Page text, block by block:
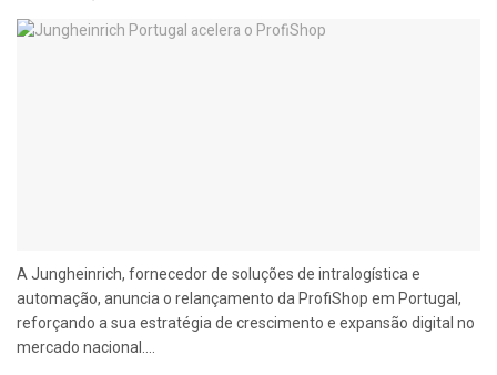
A Jungheinrich, fornecedor de soluções de intralogística e
automação, anuncia o relançamento da ProfiShop em Portugal,
reforçando a sua estratégia de crescimento e expansão digital no
mercado nacional....